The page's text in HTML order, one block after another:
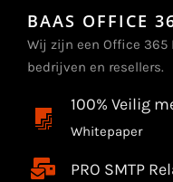
BAAS OFFICE
Wij zijn een Office 365
bedrijven en resellers.
100% Veilig
Whitepaper
PRO SMTP